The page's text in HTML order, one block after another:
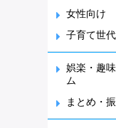
女性向け
子育て世
娯楽・趣
ム
まとめ・